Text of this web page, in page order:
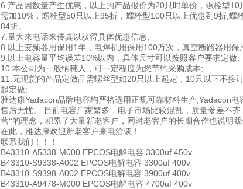
6.产品因数量产生优惠，以上的产品报价为20只时单价，螺栓型
需加10%，螺栓型50只以上95折，螺栓型100只以上优惠到9折,螺
84折。
7.量大来电话来传真以获得具体优惠信息;
8.以上变频器用保用1年，电焊机用保用100万次，真空断路器用保
9.以上电容量平均误差10%以内，具体尺寸可以按照客户要求定做;
10.本公司为一般纳穗人，可一定程度为您节约采购成本;
11.无现货的产品定做品需螺丝型如20只以上起定，10只以下不接
起定做;
雅达康Yadacon品牌电容均严格选用正规可靠材料生产;Yadacon电
售后无忧。 目前电容厂家繁多，电子市场比较混乱，质量参差不
营‘’的理念，积累了大量新老客户，同时老客户的长期合作也说明
在此，雅达康欢迎新老客户来电洽谈！
联系我们！！！
B43310-A5338-M000 EPCOS电解电容 3300uf 450v
B43310-S9338-A002 EPCOS电解电容 3300uf 400v
B43310-S9398-A002 EPCOS电解电容 3900uf 400v
B43310-A9478-M000 EPCOS电解电容 4700uf 400v